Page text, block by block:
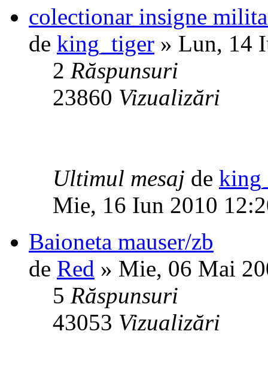
colectionar insigne
de king_tiger » Lun, 14
2 Răspunsuri
23860 Vizualizări
Ultimul mesaj de
Mie, 16 Iun 2010
Baioneta mauser/zb
de Red » Mie, 06 Mai
5 Răspunsuri
43053 Vizualizări